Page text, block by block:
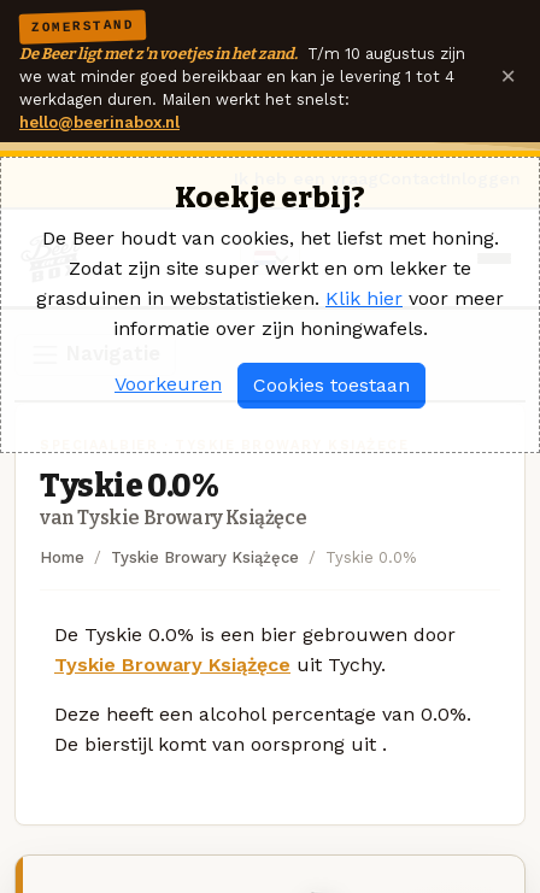
ZOMERSTAND
De Beer ligt met z'n voetjes in het zand. T/m 10 augustus zijn
we wat minder goed bereikbaar en kan je levering 1 tot 4
werkdagen duren. Mailen werkt het snelst:
hello@beerinabox.nl
×
Tyskie 0.0%
van Tyskie Browary Książęce
Home Tyskie Browary Książęce Tyskie 0.0%
De Tyskie 0.0% is een bier gebrouwen door
Tyskie Browary Książęce uit Tychy.
Deze heeft een alcohol percentage van 0.0%.
De bierstijl komt van oorsprong uit .
Koekje erbij?
De Beer houdt van cookies, het liefst met honing.
Zodat zijn site super werkt en om lekker te
grasduinen in webstatistieken. Klik hier voor meer
informatie over zijn honingwafels.
Voorkeuren Cookies toestaan